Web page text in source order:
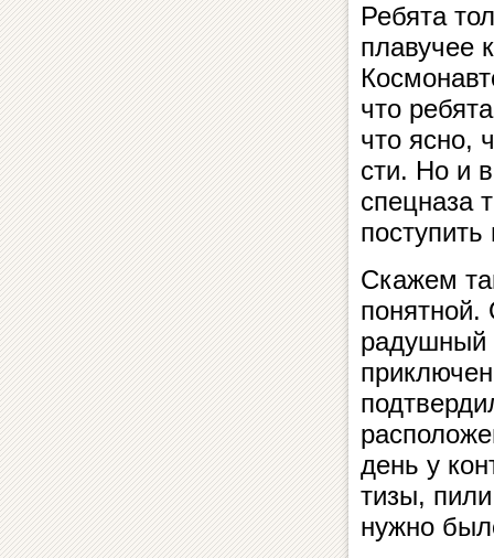
Ребята
плавучее
что
что ясно,
с­ти. Но и
спец­на­за
Скажем
понятной.
радушный
день у
ти­зы,
нужно